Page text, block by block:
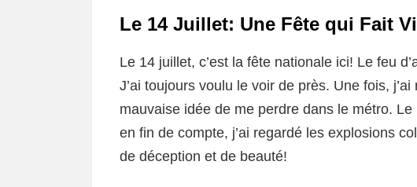
Le 14 Juillet: Une Fête qui Fait
Le 14 juillet, c’est la fête nationale ici! Le feu
J’ai toujours voulu le voir de près. Une fois,
mauvaise idée de me perdre dans le métro.
en fin de compte, j’ai regardé les explosions
de déception et de beauté!